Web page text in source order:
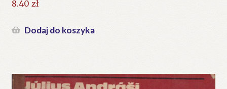
8.40 zł
Dodaj do koszyka